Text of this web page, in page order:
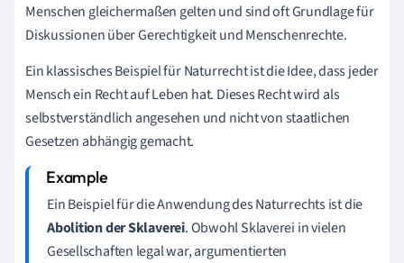
Menschen gleichermaßen gelten und sind oft Grundlage für
Diskussionen über Gerechtigkeit und Menschenrechte.
Ein klassisches Beispiel für Naturrecht ist die Idee, dass jeder
Mensch ein Recht auf Leben hat. Dieses Recht wird als
selbstverständlich angesehen und nicht von staatlichen
Gesetzen abhängig gemacht.
Ein Beispiel für die Anwendung des Naturrechts ist die
Abolition der Sklaverei. Obwohl Sklaverei in vielen
Gesellschaften legal war, argumentierten